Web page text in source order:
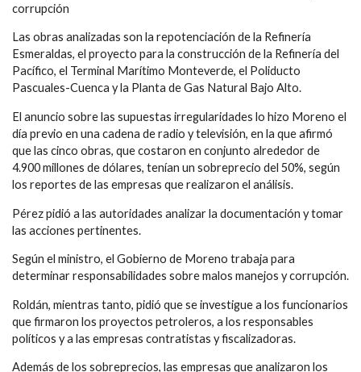
corrupción
Las obras analizadas son la repotenciación de la Refinería
Esmeraldas, el proyecto para la construcción de la Refinería del
Pacífico, el Terminal Marítimo Monteverde, el Poliducto
Pascuales-Cuenca y la Planta de Gas Natural Bajo Alto.
El anuncio sobre las supuestas irregularidades lo hizo Moreno el
día previo en una cadena de radio y televisión, en la que afirmó
que las cinco obras, que costaron en conjunto alrededor de
4.900 millones de dólares, tenían un sobreprecio del 50%, según
los reportes de las empresas que realizaron el análisis.
Pérez pidió a las autoridades analizar la documentación y tomar
las acciones pertinentes.
Según el ministro, el Gobierno de Moreno trabaja para
determinar responsabilidades sobre malos manejos y corrupción.
Roldán, mientras tanto, pidió que se investigue a los funcionarios
que firmaron los proyectos petroleros, a los responsables
políticos y a las empresas contratistas y fiscalizadoras.
Además de los sobreprecios, las empresas que analizaron los